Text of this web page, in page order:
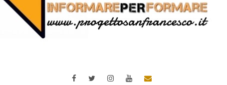
FacebookTwitterInstagramYouTubeEmail